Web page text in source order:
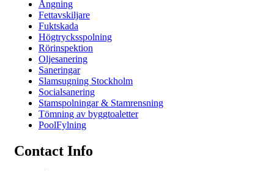
Ångning
Fettavskiljare
Fuktskada
Högtrycksspolning
Rörinspektion
Oljesanering
Saneringar
Slamsugning Stockholm
Socialsanering
Stamspolningar & Stamrensning
Tömning av byggtoaletter
PoolFylning
Contact Info